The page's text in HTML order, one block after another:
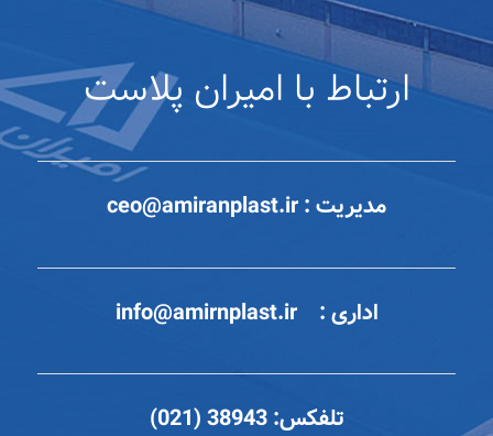
ارتباط با امیران پلاست
مدیریت :ceo@amiranplast.ir
اداری :info@amirnplast.ir
تلفکس:38943 (021)